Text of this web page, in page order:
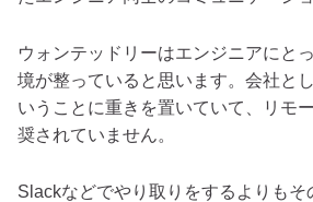
ウォンテッドリーはエンジニアにと
境が整っていると思います。会社と
いうことに重きを置いていて、リモ
奨されていません。
Slackなどでやり取りをするよりもそ